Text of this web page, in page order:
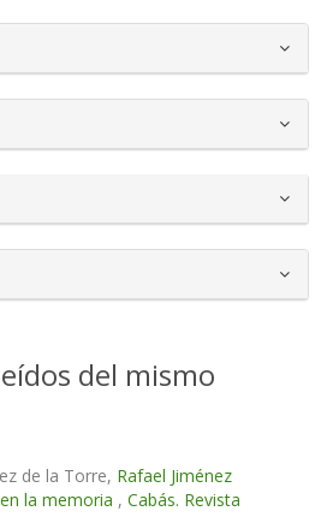
del mismo
de la Torre, Rafael Jiménez
la memoria , Cabás. Revista